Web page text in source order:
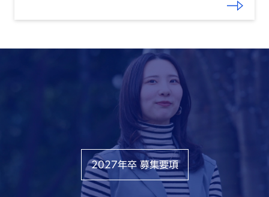
2027年卒 募集要項